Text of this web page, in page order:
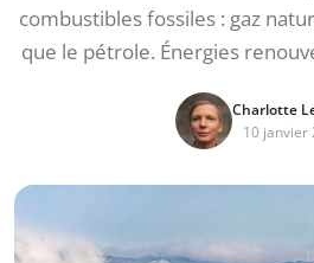
combustibles fossiles : gaz
que le pétrole. Énergies
Charlotte
10 janvier